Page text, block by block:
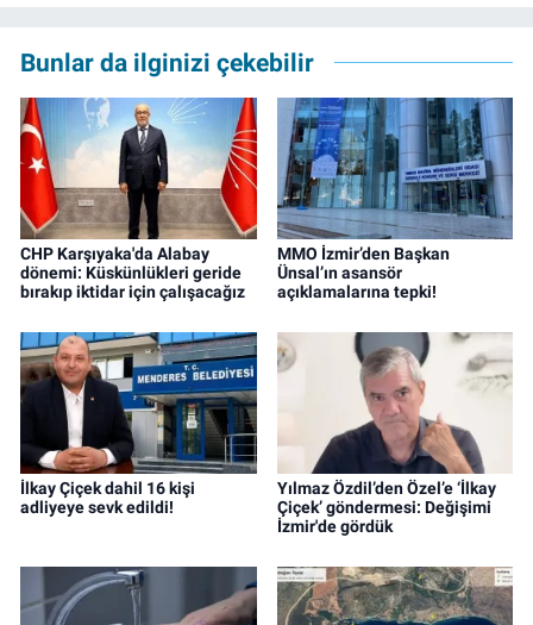
Bunlar da ilginizi çekebilir
CHP Karşıyaka'da Alabay
dönemi: Küskünlükleri geride
bırakıp iktidar için çalışacağız
MMO İzmir’den Başkan
Ünsal’ın asansör
açıklamalarına tepki!
İlkay Çiçek dahil 16 kişi
adliyeye sevk edildi!
Yılmaz Özdil’den Özel’e ‘İlkay
Çiçek’ göndermesi: Değişimi
İzmir'de gördük